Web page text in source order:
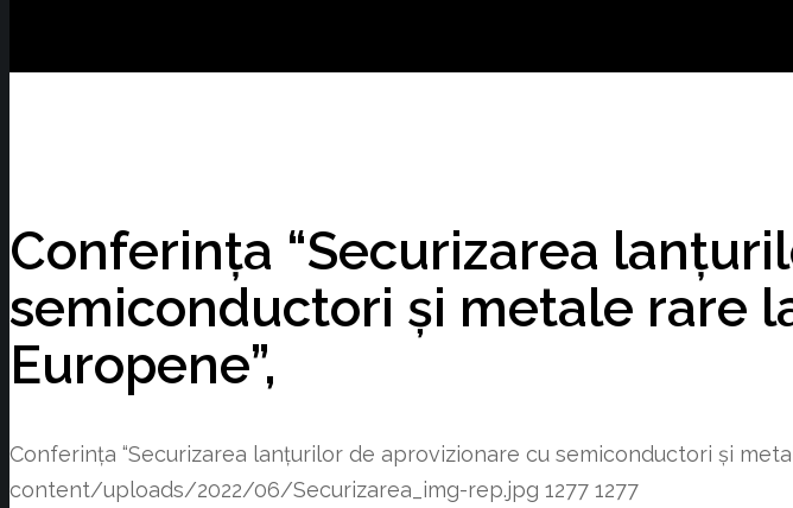
Conferința “Securizarea
semiconductori și metale rare
Europene”,
Conferința “Securizarea lanțurilor de aprovizionare cu semiconductori și
content/uploads/2022/06/Securizarea_img-rep.jpg 1277 1277